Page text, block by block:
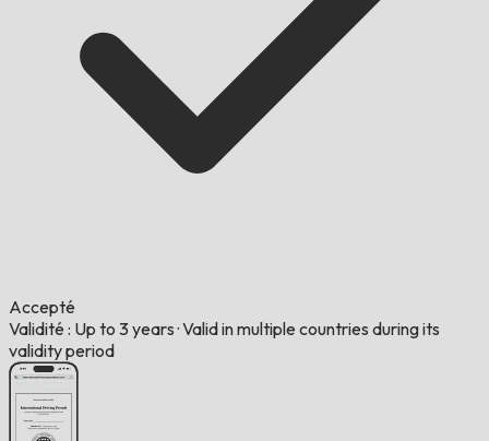
Accepté
Validité : Up to 3 years ·Valid in multiple countries during its
validity period